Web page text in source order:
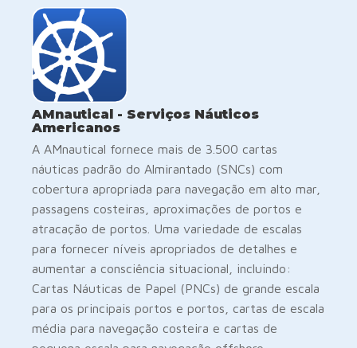
AMnautical - Serviços Náuticos
Americanos
A AMnautical fornece mais de 3.500 cartas
náuticas padrão do Almirantado (SNCs) com
cobertura apropriada para navegação em alto mar,
passagens costeiras, aproximações de portos e
atracação de portos. Uma variedade de escalas
para fornecer níveis apropriados de detalhes e
aumentar a consciência situacional, incluindo:
Cartas Náuticas de Papel (PNCs) de grande escala
para os principais portos e portos, cartas de escala
média para navegação costeira e cartas de